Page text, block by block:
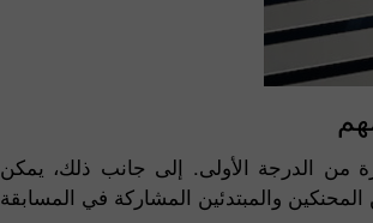
من الدرجة الأولى. إلى جانب ذلك، يمكن